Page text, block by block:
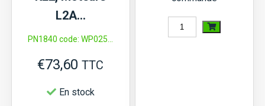
L2A…
PN1840 code: WP025...
€73,60 TTC
En stock
quantité